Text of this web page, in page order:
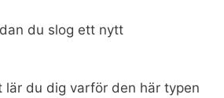
du slog ett nytt
lär du dig varför den här typen